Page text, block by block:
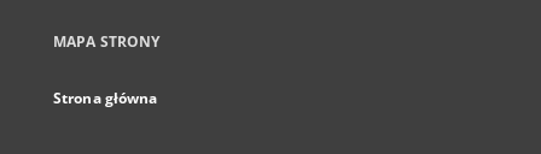
MAPA STRONY
Strona główna